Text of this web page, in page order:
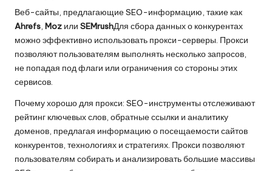
Веб-сайты, предлагающие SEO-информацию, такие как
Ahrefs, Moz или SEMrushДля сбора данных о конкурентах
можно эффективно использовать прокси-серверы. Прокси
позволяют пользователям выполнять несколько запросов,
не попадая под флаги или ограничения со стороны этих
сервисов.
Почему хорошо для прокси: SEO-инструменты отслеживают
рейтинг ключевых слов, обратные ссылки и аналитику
доменов, предлагая информацию о посещаемости сайтов
конкурентов, технологиях и стратегиях. Прокси позволяют
пользователям собирать и анализировать большие массивы